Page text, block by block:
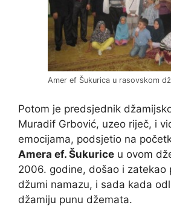
Amer ef Šukurica u rasovskom
Potom je predsjednik
Muradif Grbović, uzeo riječ, i
emocijama, podsjetio na
Amera ef. Šukurice u ovom
2006. godine, došao i zatekao
džumi namazu, i sada kada
džamiju punu džemata.